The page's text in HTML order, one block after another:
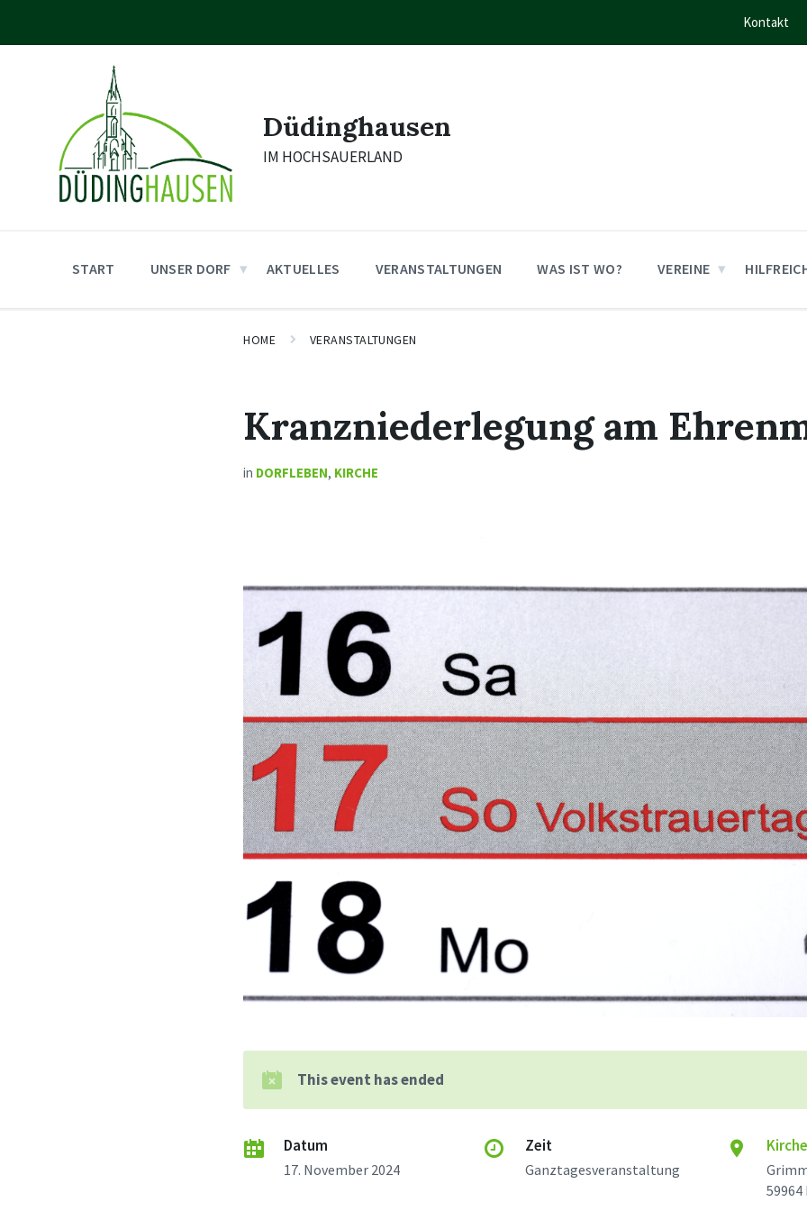
content
main
footer
Kontakt
Düdinghausen
IM HOCHSAUERLAND
START UNSER DORF AKTUELLES VERANSTALTUNGEN WAS IST WO? VEREINE
HOME VERANSTALTUNGEN
Kranzniederlegung am
in DORFLEBEN, KIRCHE
This event has ended
Datum
17. November 2024
Zeit
Ganztagesveranstaltung
Kirche